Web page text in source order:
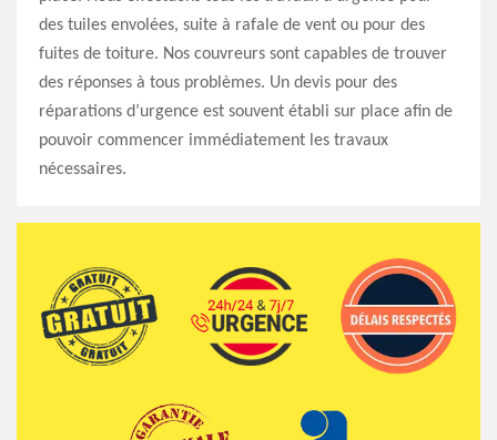
des tuiles envolées, suite à rafale de vent ou pour des
fuites de toiture. Nos couvreurs sont capables de trouver
des réponses à tous problèmes. Un devis pour des
réparations d’urgence est souvent établi sur place afin de
pouvoir commencer immédiatement les travaux
nécessaires.